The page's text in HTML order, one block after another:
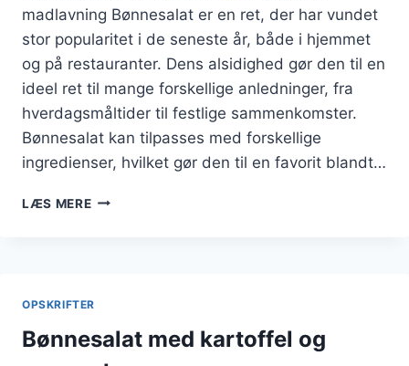
madlavning Bønnesalat er en ret, der har vundet
stor popularitet i de seneste år, både i hjemmet
og på restauranter. Dens alsidighed gør den til en
ideel ret til mange forskellige anledninger, fra
hverdagsmåltider til festlige sammenkomster.
Bønnesalat kan tilpasses med forskellige
ingredienser, hvilket gør den til en favorit blandt…
LÆS MEREBØNNESALAT
OPSKRIFTER
Bønnesalat med kartoffel og